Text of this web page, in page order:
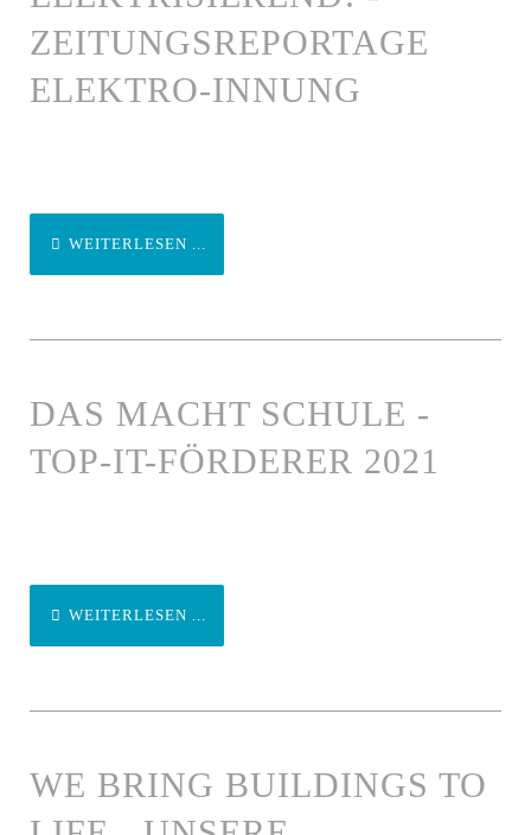
ZEITUNGSREPORTAGE
ELEKTRO-INNUNG
WEITERLESEN ...
DAS MACHT SCHULE -
TOP-IT-FÖRDERER 2021
WEITERLESEN ...
WE BRING BUILDINGS TO